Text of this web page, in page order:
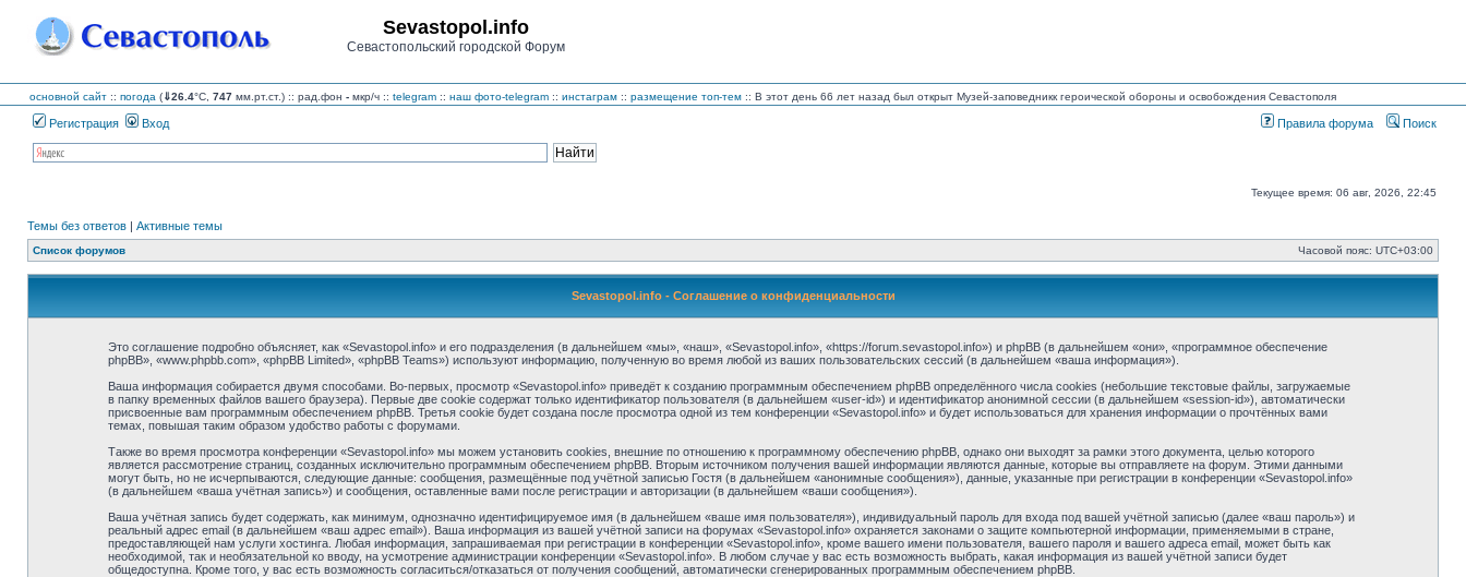
Sevastopol.info
Севастопольский городской Форум
основной сайт :: погода (⇓26.4°C, 747 мм.рт.ст.) :: рад.фон - мкр/ч :: telegram :: наш фото-telegram :: инстаграм :: размещение топ-тем :: В этот день 66 лет назад был открыт Музей-заповедникк героической обороны и освобождения Севастополя
Регистрация Вход Правила форума Поиск
Текущее время: 06 авг, 2026, 22:45
Темы без ответов | Активные темы
Список форумов Часовой пояс: UTC+03:00
Sevastopol.info - Соглашение о конфиденциальности
Это соглашение подробно объясняет, как «Sevastopol.info» и его подразделения (в дальнейшем «мы», «наш», «Sevastopol.info», «https://forum.sevastopol.info») и phpBB (в дальнейшем «они», «программное обеспечение
phpBB», «www.phpbb.com», «phpBB Limited», «phpBB Teams») используют информацию, полученную во время любой из ваших пользовательских сессий (в дальнейшем «ваша информация»).
Ваша информация собирается двумя способами. Во-первых, просмотр «Sevastopol.info» приведёт к созданию программным обеспечением phpBB определённого числа cookies (небольшие текстовые файлы, загружаемые
в папку временных файлов вашего браузера). Первые две cookie содержат только идентификатор пользователя (в дальнейшем «user-id») и идентификатор анонимной сессии (в дальнейшем «session-id»), автоматически
присвоенные вам программным обеспечением phpBB. Третья cookie будет создана после просмотра одной из тем конференции «Sevastopol.info» и будет использоваться для хранения информации о прочтённых вами
темах, повышая таким образом удобство работы с форумами.
Также во время просмотра конференции «Sevastopol.info» мы можем установить cookies, внешние по отношению к программному обеспечению phpBB, однако они выходят за рамки этого документа, целью которого
является рассмотрение страниц, созданных исключительно программным обеспечением phpBB. Вторым источником получения вашей информации являются данные, которые вы отправляете на форум. Этими данными
могут быть, но не исчерпываются, следующие данные: сообщения, размещённые под учётной записью Гостя (в дальнейшем «анонимные сообщения»), данные, указанные при регистрации в конференции «Sevastopol.info»
(в дальнейшем «ваша учётная запись») и сообщения, оставленные вами после регистрации и авторизации (в дальнейшем «ваши сообщения»).
Ваша учётная запись будет содержать, как минимум, однозначно идентифицируемое имя (в дальнейшем «ваше имя пользователя»), индивидуальный пароль для входа под вашей учётной записью (далее «ваш пароль») и
реальный адрес email (в дальнейшем «ваш адрес email»). Ваша информация из вашей учётной записи на форумах «Sevastopol.info» охраняется законами о защите компьютерной информации, применяемыми в стране,
предоставляющей нам услуги хостинга. Любая информация, запрашиваемая при регистрации в конференции «Sevastopol.info», кроме вашего имени пользователя, вашего пароля и вашего адреса email, может быть как
необходимой, так и необязательной ко вводу, на усмотрение администрации конференции «Sevastopol.info». В любом случае у вас есть возможность выбрать, какая информация из вашей учётной записи будет
общедоступна. Кроме того, у вас есть возможность согласиться/отказаться от получения сообщений, автоматически сгенерированных программным обеспечением phpBB.